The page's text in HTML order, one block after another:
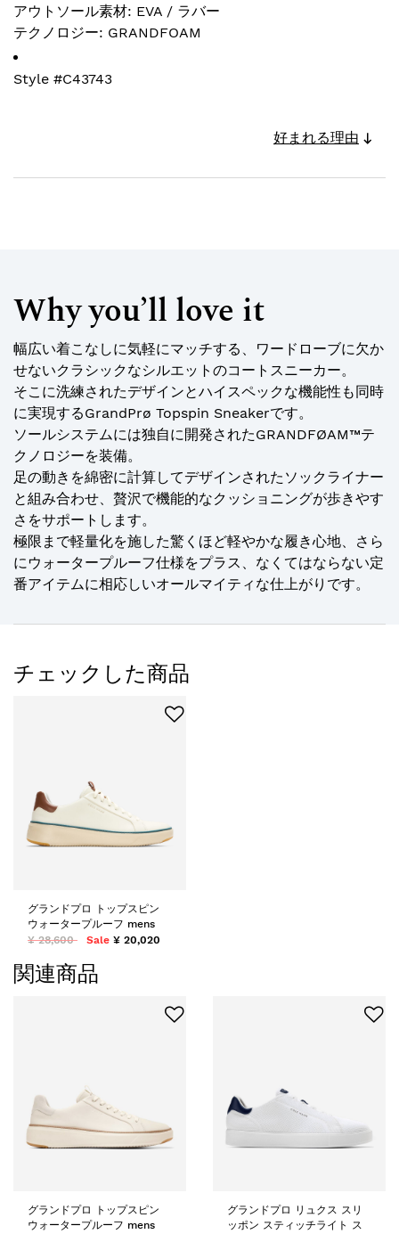
アウトソール素材: EVA / ラバー
テクノロジー: GRANDFOAM
Style #C43743
好まれる理由
Why you’ll love it
幅広い着こなしに気軽にマッチする、ワードローブに欠か
せないクラシックなシルエットのコートスニーカー。
そこに洗練されたデザインとハイスペックな機能性も同時
に実現するGrandPrø Topspin Sneakerです。
ソールシステムには独自に開発されたGRANDFØAM™テ
クノロジーを装備。
足の動きを綿密に計算してデザインされたソックライナー
と組み合わせ、贅沢で機能的なクッショニングが歩きやす
さをサポートします。
極限まで軽量化を施した驚くほど軽やかな履き心地、さら
にウォータープルーフ仕様をプラス、なくてはならない定
番アイテムに相応しいオールマイティな仕上がりです。
チェックした商品
グランドプロ トップスピン
ウォータープルーフ mens
¥ 28,600
Sale ¥ 20,020
関連商品
グランドプロ トップスピン
ウォータープルーフ mens
グランドプロ リュクス スリ
ッポン スティッチライト ス